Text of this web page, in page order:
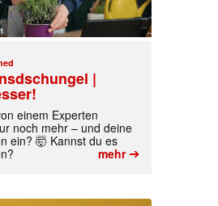
|
einem Experten
noch mehr – und deine
ein? 🤯 Kannst du es
mehr➔